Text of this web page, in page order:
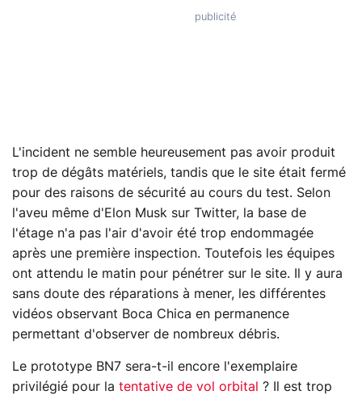
L'incident ne semble heureusement pas avoir produit
trop de dégâts matériels, tandis que le site était fermé
pour des raisons de sécurité au cours du test. Selon
l'aveu même d'Elon Musk sur Twitter, la base de
l'étage n'a pas l'air d'avoir été trop endommagée
après une première inspection. Toutefois les équipes
ont attendu le matin pour pénétrer sur le site. Il y aura
sans doute des réparations à mener, les différentes
vidéos observant Boca Chica en permanence
permettant d'observer de nombreux débris.
Le prototype BN7 sera-t-il encore l'exemplaire
privilégié pour la tentative de vol orbital ? Il est trop